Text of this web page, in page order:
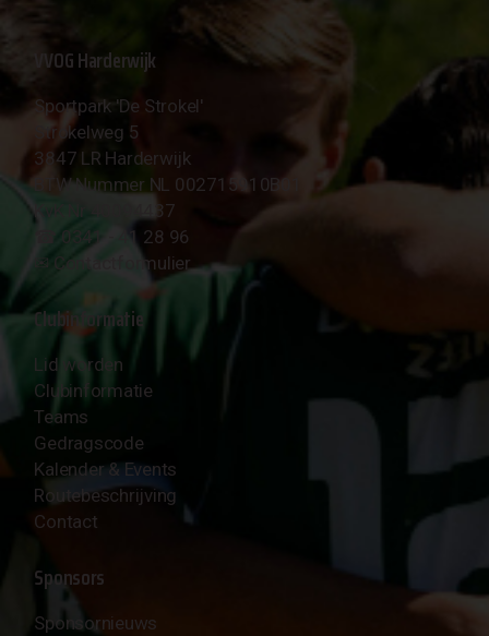
VVOG Harderwijk
Sportpark 'De Strokel'
Strokelweg 5
3847 LR Harderwijk
BTW Nummer NL 002715910B01
KvK Nr 40094437
☎︎ 0341 - 41 28 96
✉︎ Contactformulier
Clubinformatie
Lid worden
Clubinformatie
Teams
Gedragscode
Kalender & Events
Routebeschrijving
Contact
Sponsors
Sponsornieuws